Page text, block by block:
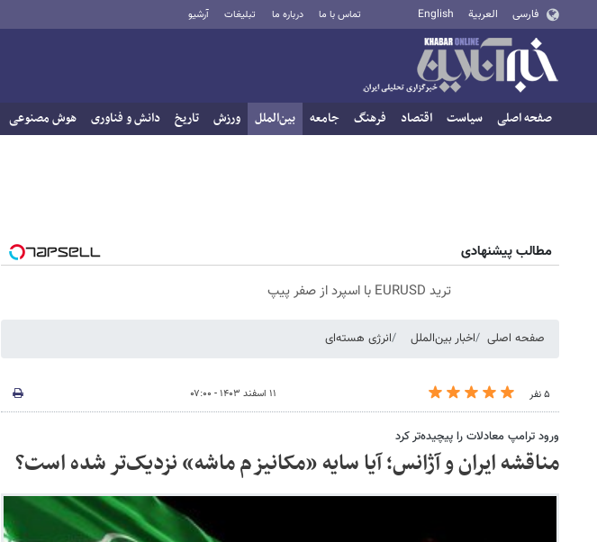
فارسی العربية English تماس با ما درباره ما تبلیغات آرشیو
صفحه اصلی سیاست اقتصاد فرهنگ جامعه بین‌الملل ورزش تاریخ دانش و فناوری هوش مصنوعی
مطالب پیشنهادی
ترید EURUSD با اسپرد از صفر پیپ
صفحه اصلی اخبار بین‌الملل انرژی هسته‌ای
۵ نفر ۱۱ اسفند ۱۴۰۳ - ۰۷:۰۰
ورود ترامپ معادلات را پیچیده‌تر کرد
مناقشه ایران و آژانس؛ آیا سایه «مکانیزم ماشه» نزدیک‌تر شده است؟